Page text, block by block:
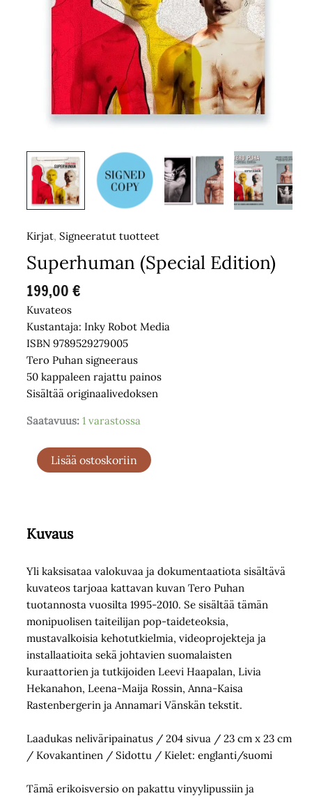
Kirjat,Signeeratut tuotteet
Superhuman (Special Edition)
199,00€
Kuvateos
Kustantaja: Inky Robot Media
ISBN 9789529279005
Tero Puhan signeeraus
50 kappaleen rajattu painos
Sisältää originaalivedoksen
Saatavuus: 1 varastossa
Superhuman
(Special
Lisää ostoskoriin
Kuvaus
Yli kaksisataa valokuvaa ja dokumentaatiota sisältävä
kuvateos tarjoaa kattavan kuvan Tero Puhan
tuotannosta vuosilta 1995-2010. Se sisältää tämän
monipuolisen taiteilijan pop-taideteoksia,
mustavalkoisia kehotutkielmia, videoprojekteja ja
installaatioita sekä johtavien suomalaisten
kuraattorien ja tutkijoiden Leevi Haapalan, Livia
Hekanahon, Leena-Maija Rossin, Anna-Kaisa
Rastenbergerin ja Annamari Vänskän tekstit.
Laadukas neliväripainatus / 204 sivua / 23 cm x 23 cm
/ Kovakantinen / Sidottu / Kielet: englanti/suomi
Tämä erikoisversio on pakattu vinyylipussiin ja